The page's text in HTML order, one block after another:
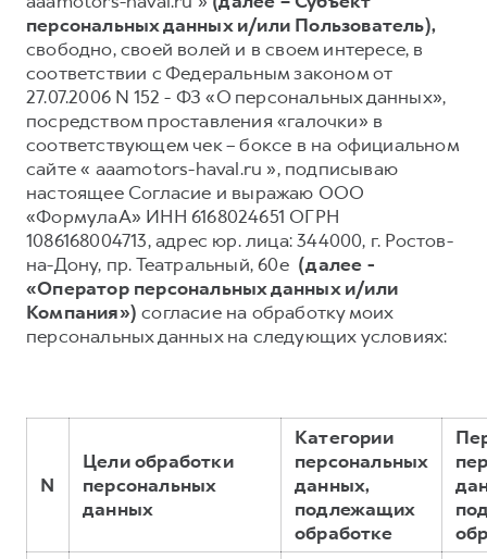
DARGO DARGO X
от 3 499 000 ₽
F7
от 2 899 000 ₽
F7X
от 3 599 000 ₽
от 3 449 000 ₽
Тест-драйв
Трейд-ин
КРЕДИТ И СТРАХОВАНИЕ
Кредитный калькулятор
Страхование
Кредит
КОРПОРАТИВНЫМ КЛИЕНТАМ
Для малого бизнеса
Крупным корпоративным клиентам
Система управления автопарком
Сервис для корпоративных клиентов
HAVAL Лизинг
СЕРВИСНОЕ ОБСЛУЖИВАНИЕ
Нулевое ТО
Программа «Помощь на дороге»
Регламенты технического обслуживания
Электронный ПТС
ПОДДЕРЖКА
GWM Безопасность
Гарантия HAVAL
Мобильное приложение GWM
Руководства по эксплуатации
Подписки
АКСЕССУАРЫ HAVAL
О дилере
Наша команда
Контакты
персональных данных и/или Пользователь),
свободно, своей волей и в своем интересе, в
соответствии с Федеральным законом от
27.07.2006 N 152 - ФЗ «О персональных данных»,
посредством проставления «галочки» в
соответствующем чек – боксе в на официальном
сайте « aaamotors-haval.ru », подписываю
настоящее Согласие и выражаю ООО
«ФормулаА» ИНН 6168024651 ОГРН
1086168004713, адрес юр. лица: 344000, г. Ростов-
на-Дону, пр. Театральный, 60е (далее -
«Оператор персональных данных и/или
Компания») согласие на обработку моих
персональных данных на следующих условиях:
N
Цели обработки
персональных
данных
Категории
персональных
данных,
подлежащих
обработке